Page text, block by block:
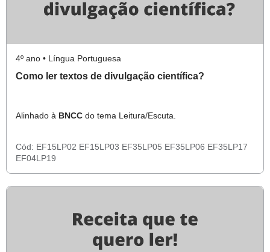
4º ano • Língua Portuguesa
Como ler textos de divulgação científica?
Alinhado à BNCC do tema Leitura/Escuta.
Cód: EF15LP02 EF15LP03 EF35LP05 EF35LP06 EF35LP17
EF04LP19